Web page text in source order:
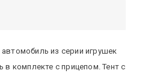
из серии игрушек
в комплекте с прицепом. Тент с